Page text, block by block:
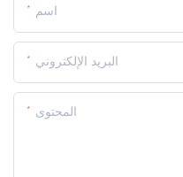
اسم
البريد الإلكتروني
المحتوى